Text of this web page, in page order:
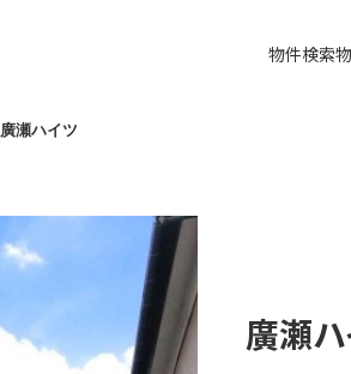
物件検索
廣瀬ハイツ
廣瀬